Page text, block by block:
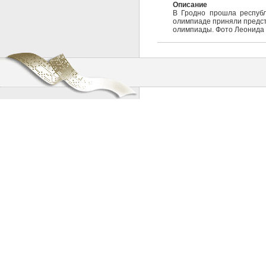
Описание
В Гродно прошла
олимпиаде приняли
олимпиады. Фото